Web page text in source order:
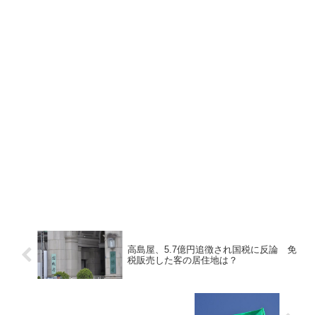
高島屋、5.7億円追徴され国税に反論 免
税販売した客の居住地は？